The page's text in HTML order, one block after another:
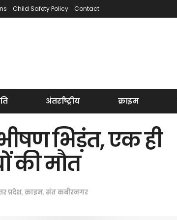
Child Safety Policy Contact
अंतर्राष्ट्रीय क्राइम
भिड़ंत, एक ही
की मौत
प्रदेश, क्राइम, संत कबीरनगर